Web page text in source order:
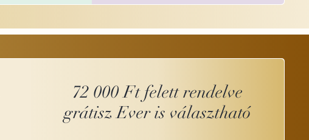
72 000 Ft felett rendelve
grátisz Ever is választható